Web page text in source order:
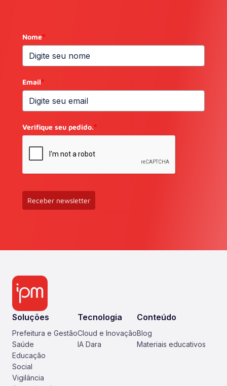
Nome*
Email*
Verifique seu pedido.*
Receber newsletter
Soluções
Prefeitura e Gestão
Saúde
Educação
Social
Vigilância
Tecnologia
Cloud e Inovação
IA Dara
Conteúdo
Blog
Materiais educativos